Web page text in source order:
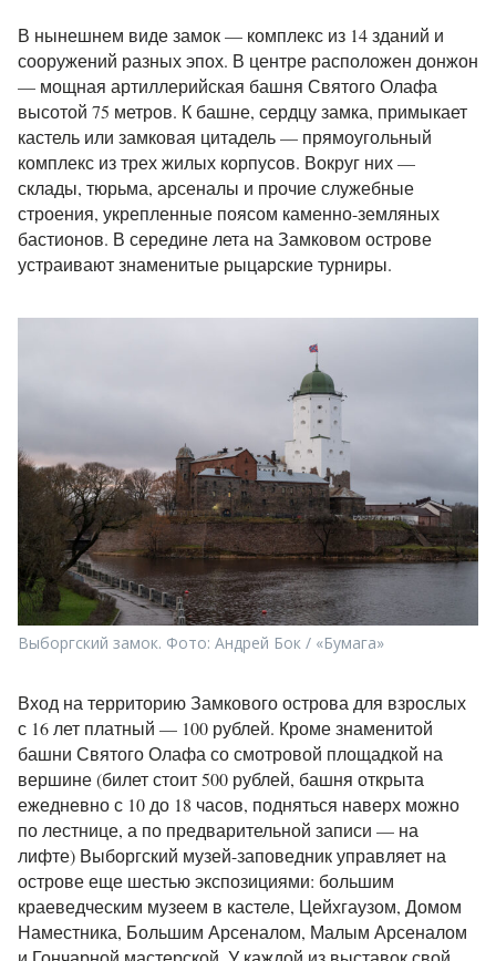
В нынешнем виде замок — комплекс из 14 зданий и
сооружений разных эпох. В центре расположен донжон
— мощная артиллерийская башня Святого Олафа
высотой 75 метров. К башне, сердцу замка, примыкает
кастель или замковая цитадель — прямоугольный
комплекс из трех жилых корпусов. Вокруг них —
склады, тюрьма, арсеналы и прочие служебные
строения, укрепленные поясом каменно-земляных
бастионов. В середине лета на Замковом острове
устраивают знаменитые рыцарские турниры.
Выборгский замок. Фото: Андрей Бок / «Бумага»
Вход на территорию Замкового острова для взрослых
с 16 лет платный — 100 рублей. Кроме знаменитой
башни Святого Олафа со смотровой площадкой на
вершине (билет стоит 500 рублей, башня открыта
ежедневно с 10 до 18 часов, подняться наверх можно
по лестнице, а по предварительной записи — на
лифте) Выборгский музей-заповедник управляет на
острове еще шестью экспозициями: большим
краеведческим музеем в кастеле, Цейхгаузом, Домом
Наместника, Большим Арсеналом, Малым Арсеналом